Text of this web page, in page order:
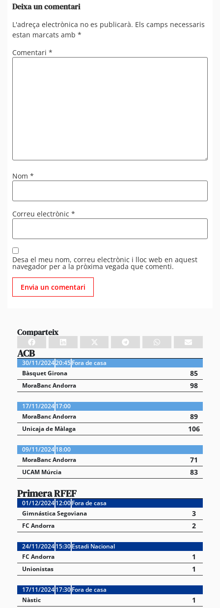
Deixa un comentari
L'adreça electrònica no es publicarà. Els camps necessaris
estan marcats amb *
Comentari *
Nom *
Correu electrònic *
Desa el meu nom, correu electrònic i lloc web en aquest
navegador per a la pròxima vegada que comenti.
Comparteix
ACB
30/11/202420:45Fora de casa
Bàsquet Girona
85
MoraBanc Andorra 98
17/11/202417:00
MoraBanc Andorra
89
Unicaja de Màlaga 106
09/11/202418:00
MoraBanc Andorra
71
UCAM Múrcia 83
Primera RFEF
01/12/202412:00Fora de casa
Gimnástica Segoviana
3
FC Andorra 2
24/11/202415:30Estadi Nacional
FC Andorra
1
Unionistas 1
17/11/202417:30Fora de casa
Nàstic
1